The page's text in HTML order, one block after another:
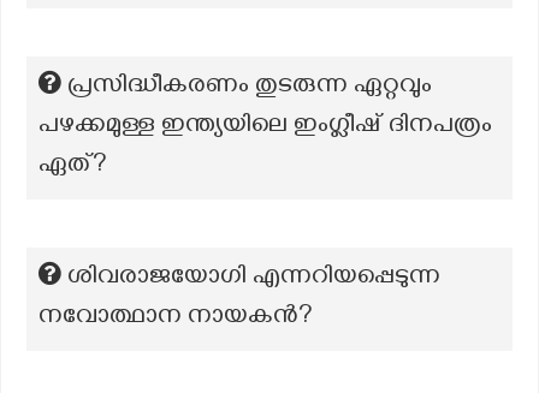
പ്രസിദ്ധീകരണം തുടരുന്ന ഏറ്റവും
പഴക്കമുള്ള ഇന്ത്യയിലെ ഇംഗ്ലീഷ് ദിനപത്രം
ഏത്?
ശിവരാജയോഗി എന്നറിയപ്പെടുന്ന
നവോത്ഥാന നായകൻ?